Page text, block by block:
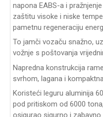
napona EABS-a i
zaštitu visoke i niske
pametnu regeneraciju
To jamči vozaču snažno,
vožnje s poštovanja
Napredna konstrukcija
svrhom, lagana i
Koristeći leguru aluminija
pod pritiskom od 6000